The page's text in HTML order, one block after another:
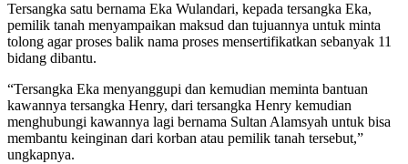
Tersangka satu bernama Eka Wulandari, kepada tersangka Eka,
pemilik tanah menyampaikan maksud dan tujuannya untuk minta
tolong agar proses balik nama proses mensertifikatkan sebanyak 11
bidang dibantu.
“Tersangka Eka menyanggupi dan kemudian meminta bantuan
kawannya tersangka Henry, dari tersangka Henry kemudian
menghubungi kawannya lagi bernama Sultan Alamsyah untuk bisa
membantu keinginan dari korban atau pemilik tanah tersebut,”
ungkapnya.